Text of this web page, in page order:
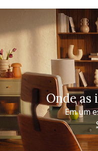
Onde as
Em um